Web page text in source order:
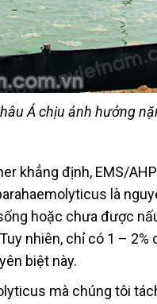
Á chịu ảnh hưởng
khẳng định, EMS/
là
hoặc chưa được
nhiên, chỉ có 1 – 2%
biệt này.
mà chúng tôi